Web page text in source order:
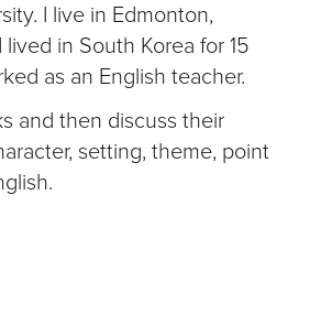
I live in Edmonton,
lived in South Korea for 15
as an English teacher.
and then discuss their
setting, theme, point